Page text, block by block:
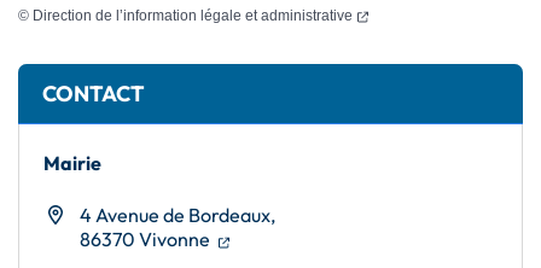
© Direction de l’information légale et administrative (ouverture dans un
Informations complémentaires
CONTACT
Mairie
4 Avenue de Bordeaux,
86370 Vivonne (ouverture dans un nouvel onglet)
(ouverture dans un nouvel onglet)